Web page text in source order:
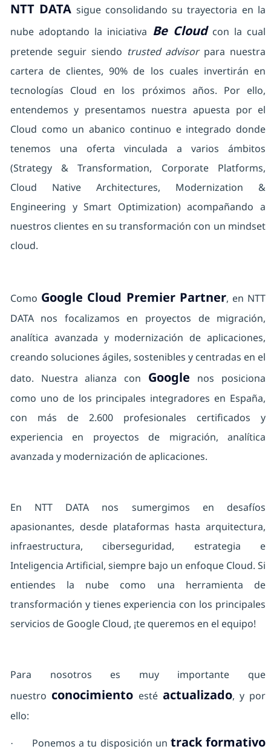
NTT DATA sigue consolidando su trayectoria en la
nube adoptando la iniciativa Be Cloudcon la cual
pretende seguir siendo trusted advisorpara nuestra
cartera de clientes, 90% de los cuales invertirán en
tecnologías Cloud en los próximos años. Por ello,
entendemos y presentamos nuestra apuesta por el
Cloud como un abanico continuo e integrado donde
tenemos una oferta vinculada a varios ámbitos
(Strategy & Transformation, Corporate Platforms,
Cloud Native Architectures, Modernization &
Engineering y Smart Optimization) acompañando a
nuestros clientes en su transformación con un mindset
cloud.
Como Google Cloud Premier Partner, en NTT
DATA nos focalizamos en proyectos de migración,
analítica avanzada y modernización de aplicaciones,
creando soluciones ágiles, sostenibles y centradas en el
dato. Nuestra alianza con Google
nos posiciona
como uno de los principales integradores en España,
con más de 2.600 profesionales certificados y
experiencia en proyectos de migración, analítica
avanzada y modernización de aplicaciones.
En NTT DATA nos sumergimos en desafíos
apasionantes, desde plataformas hasta arquitectura,
infraestructura, ciberseguridad, estrategia e
Inteligencia Artificial, siempre bajo un enfoque Cloud. Si
entiendes la nube como una herramienta de
transformación y tienes experiencia con los principales
servicios de Google Cloud, ¡te queremos en el equipo!
Para nosotros es muy importante que
nuestro conocimiento esté actualizado, y por
ello:
· Ponemos a tu disposición un track formativo